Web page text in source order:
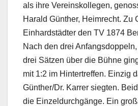
als ihre Vereinskollegen,
Harald Günther, Heimrecht. Zu
Einhardstädter den TV 1874
Nach den drei
drei Sätzen über die Bühne
mit 1:2 im Hintertreffen. Einzig
Günther/Dr. Karrer siegten.
die Einzeldurchgänge. Ein